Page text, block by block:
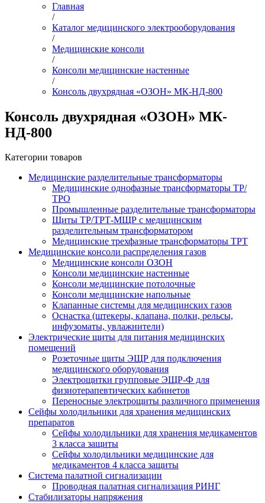
Главная
/
Каталог медицинского электрооборудования
/
Медицинские консоли
/
Консоли медицинские настенные
/
Консоль двухрядная «ОЗОН» МК-НД-800
Консоль двухрядная «ОЗОН» МК-
НД-800
Категории товаров
Медицинские разделительные трансформаторы
Медицинские однофазные трансформаторы ТР/
ТРО
Промышленные разделительные трансформаторы
Щиты ТР/ТРТ-МЩР с медицинским
разделительным трансформатором
Медицинские трехфазные трансформаторы ТРТ
Медицинские консоли распределения газов
Медицинские консоли ОЗОН
Консоли медицинские настенные
Консоли медицинские потолочные
Консоли медицинские напольные
Клапанные системы для медицинских газов
Оснастка (штекеры, клапана, полки, рельсы,
инфузоматы, увлажнители)
Электрические щиты для питания медицинских
помещений
Розеточные щиты ЭЩР для подключения
медицинского оборудования
Электрощитки групповые ЭЩР-Ф для
физиотерапевтических кабинетов
Переносные электрощиты различного применения
Сейфы холодильники для хранения медицинских
препаратов
Сейфы холодильники для хранения медикаментов
3 класса защиты
Сейфы холодильники медицинские для
медикаментов 4 класса защиты
Система палатной сигнализации
Проводная палатная сигнализация РИНГ
Стабилизаторы напряжения